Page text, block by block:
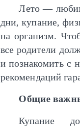
Лето —
дни, купание,
на организм.
все родители
и познакомить с
рекомендаций
Общие
Купание